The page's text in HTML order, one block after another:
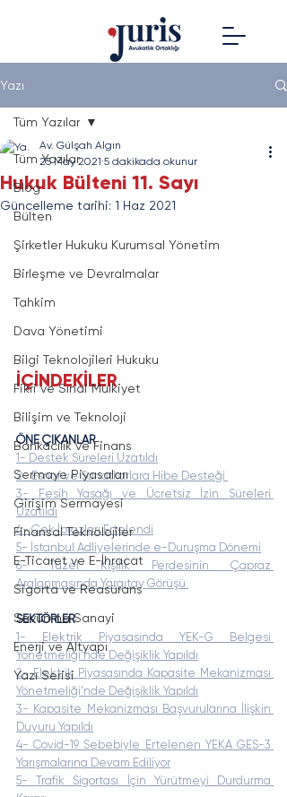
Yazı
Tüm Yazılar
Blog
Bülten
Şirketler Hukuku Kurumsal Yönetim
Birleşme ve Devralmalar
Tahkim
Dava Yönetimi
Bilgi Teknolojileri Hukuku
Fikri ve Sınai Mülkiyet
Bilişim ve Teknoloji
Bankacılık ve Finans
Sermaye Piyasaları
Girişim Sermayesi
Finansal Teknolojiler
E-Ticaret ve E-İhracat
Sigorta ve Reasürans
Savunma Sanayi
Enerji ve Altyapı
Yazı Serisi
Tüm Yazılar
Hukuk Bülteni 11. Sayı
Av. Gülşah Algın
25 May 2021 5 dakikada okunur
Güncelleme tarihi: 1 Haz 2021
İÇİNDEKİLER
ÖNE ÇIKANLAR
1- Destek Süreleri Uzatıldı
2- Esnaf ve Sanatkarlara Hibe Desteği
3- Fesih Yasağı ve Ücretsiz İzin Süreleri
Uzatıldı
4- Çek İbrazları Ertelendi
5- İstanbul Adliyelerinde e-Duruşma Dönemi
6- Tüzel Kişilik Perdesinin Çapraz
Aralanmasında Yargıtay Görüşü
SEKTÖRLER
1- Elektrik Piyasasında YEK-G Belgesi
Yönetmeliği’nde Değişiklik Yapıldı
2- Elektrik Piyasasında Kapasite Mekanizması
Yönetmeliği’nde Değişiklik Yapıldı
3- Kapasite Mekanizması Başvurularına İlişkin
Duyuru Yapıldı
4- Covid-19 Sebebiyle Ertelenen YEKA GES-3
Yarışmalarına Devam Ediliyor
5- Trafik Sigortası İçin Yürütmeyi Durdurma